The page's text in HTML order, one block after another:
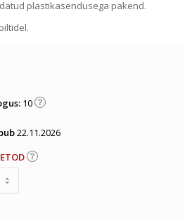
plastikasendusega pakend.
10
22.11.2026